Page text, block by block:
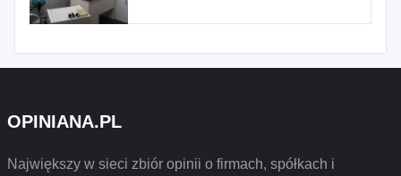
OPINIANA.PL
Największy w sieci zbiór opinii o firmach, spółkach i